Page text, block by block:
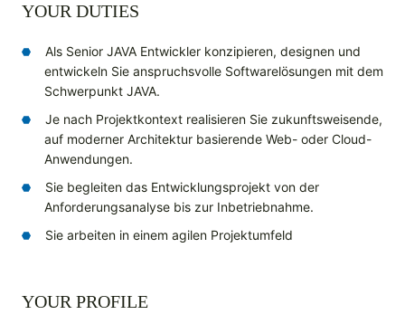
YOUR DUTIES
Als Senior JAVA Entwickler konzipieren, designen und
entwickeln Sie anspruchsvolle Softwarelösungen mit dem
Schwerpunkt JAVA.
Je nach Projektkontext realisieren Sie zukunftsweisende,
auf moderner Architektur basierende Web- oder Cloud-
Anwendungen.
Sie begleiten das Entwicklungsprojekt von der
Anforderungsanalyse bis zur Inbetriebnahme.
Sie arbeiten in einem agilen Projektumfeld
YOUR PROFILE